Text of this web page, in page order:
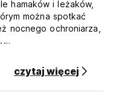
hamaków i leżaków,
można spotkać
nocnego ochroniarza,
niż w sklepach. Może
inne plaże, nawet
dwujęzyczny
w rezerwacji
czytaj więcej